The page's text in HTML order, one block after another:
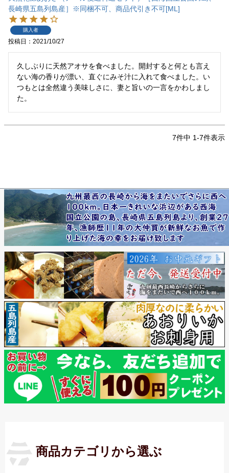
長崎県五島列島産］※同梱不可、商品代引き不可[ML]
購入者
投稿日 2021/10/27
久しぶりに天然アオサを食べました。開封すると何とも言え
ない海の香りが漂い、直ぐにみそ汁に入れて食べました。い
つもとは全然違う美味しさに、妻と旨いの一言をかわしまし
た。
7件中 1-7件表示
商品カテゴリから選ぶ